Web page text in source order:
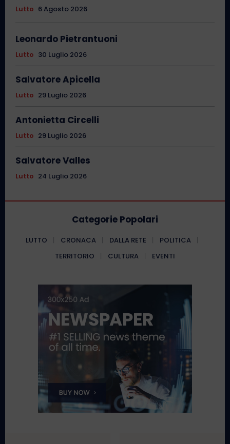
Lutto 6 Agosto 2026
Leonardo Pietrantuoni
Lutto 30 Luglio 2026
Salvatore Apicella
Lutto 29 Luglio 2026
Antonietta Circelli
Lutto 29 Luglio 2026
Salvatore Valles
Lutto 24 Luglio 2026
Categorie Popolari
LUTTO CRONACA DALLA RETE
POLITICA
TERRITORIO
CULTURA EVENTI